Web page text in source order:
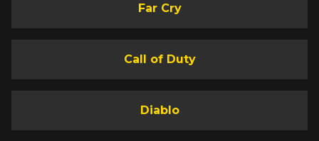
Far Cry
Call of Duty
Diablo